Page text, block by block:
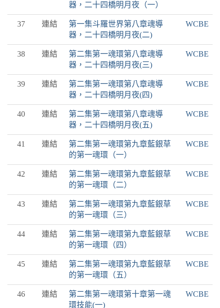
器，二十四橋明月夜（一）
37 連結
第一集斗羅世界第八章魂導
器，二十四橋明月夜(二)
WCBE
38 連結
第二集第一魂環第八章魂導
器，二十四橋明月夜(三)
WCBE
39 連結
第二集第一魂環第八章魂導
器，二十四橋明月夜(四)
WCBE
40 連結
第二集第一魂環第八章魂導
器，二十四橋明月夜(五)
WCBE
41 連結
第二集第一魂環第九章藍銀草
的第一魂環（一）
WCBE
42 連結
第二集第一魂環第九章藍銀草
的第一魂環（二）
WCBE
43 連結
第二集第一魂環第九章藍銀草
的第一魂環（三）
WCBE
44 連結
第二集第一魂環第九章藍銀草
的第一魂環（四）
WCBE
45 連結
第二集第一魂環第九章藍銀草
的第一魂環（五）
WCBE
46 連結
第二集第一魂環第十章第一魂
環技能(一)
WCBE